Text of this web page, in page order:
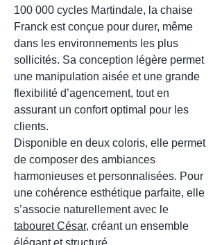
100 000 cycles Martindale, la chaise
Franck est conçue pour durer, même
dans les environnements les plus
sollicités. Sa conception légère permet
une manipulation aisée et une grande
flexibilité d’agencement, tout en
assurant un confort optimal pour les
clients.
Disponible en deux coloris, elle permet
de composer des ambiances
harmonieuses et personnalisées. Pour
une cohérence esthétique parfaite, elle
s’associe naturellement avec le
tabouret César, créant un ensemble
élégant et structuré.